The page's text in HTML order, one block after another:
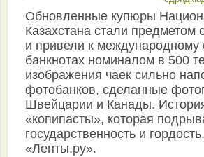
Обновленные купюры
Казахстана стали предметом
и привели к международному
банкнотах номиналом в 500
изображения чаек сильно
фотобанков, сделанные
Швейцарии и Канады.
«копипасты», которая
государственность и
«Ленты.ру».